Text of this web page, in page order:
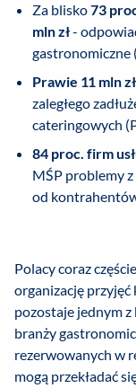
Za blisko73
mln zł-
gastronomiczne
Prawie 11 mln
zaległego
cateringowych
84 proc. firm
MŚP problemy
od
Polacy coraz
organizację
pozostaje jednym
branży
rezerwowanych w
mogą przekładać